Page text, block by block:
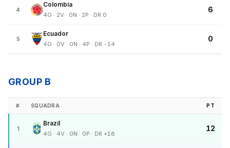
4
Colombia
4G · 2V · 0N · 2P · DR 0
6
5
Ecuador
4G · 0V · 0N · 4P · DR -14
0
GROUP B
# SQUADRA PT
1
Brazil
4G · 4V · 0N · 0P · DR +18
12